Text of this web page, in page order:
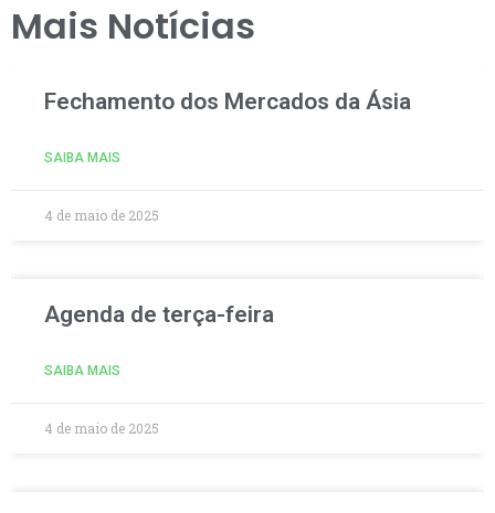
Mais Notícias
Fechamento dos Mercados da Ásia
SAIBA MAIS
4 de maio de 2025
Agenda de terça-feira
SAIBA MAIS
4 de maio de 2025